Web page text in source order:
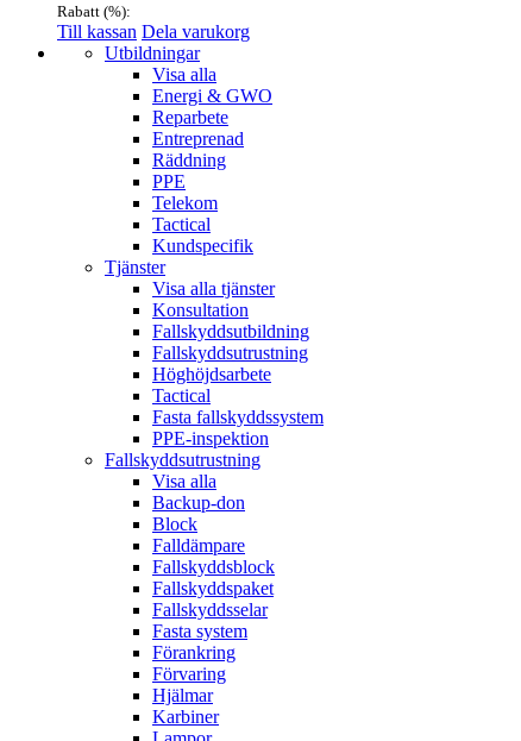
Rabatt (%):
Till kassan Dela varukorg
Menu Utbildningar
Visa alla
Energi & GWO
Reparbete
Entreprenad
Räddning
PPE
Telekom
Tactical
Kundspecifik
Tjänster
Visa alla tjänster
Konsultation
Fallskyddsutbildning
Fallskyddsutrustning
Höghöjdsarbete
Tactical
Fasta fallskyddssystem
PPE-inspektion
Fallskyddsutrustning
Visa alla
Backup-don
Block
Falldämpare
Fallskyddsblock
Fallskyddspaket
Fallskyddsselar
Fasta system
Förankring
Förvaring
Hjälmar
Karbiner